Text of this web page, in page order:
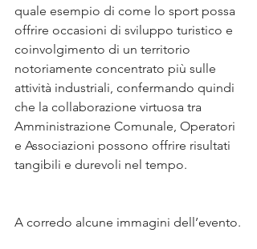
quale esempio di come lo sport possa
offrire occasioni di sviluppo turistico e
coinvolgimento di un territorio
notoriamente concentrato più sulle
attività industriali, confermando quindi
che la collaborazione virtuosa tra
Amministrazione Comunale, Operatori
e Associazioni possono offrire risultati
tangibili e durevoli nel tempo.
A corredo alcune immagini dell’evento.